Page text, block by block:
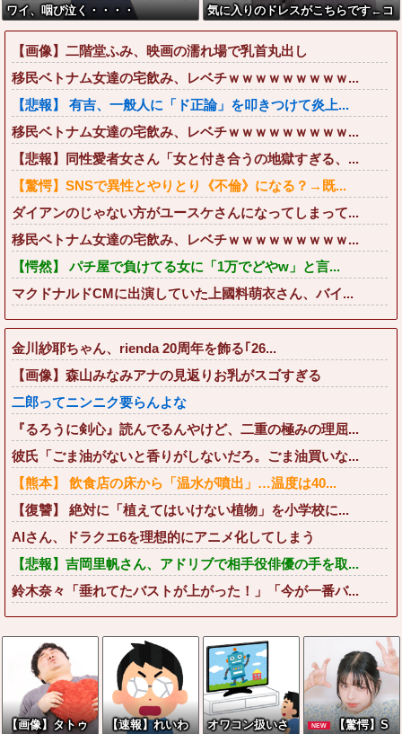
ワイ、咽び泣く・・・・
気に入りのドレスがこちらです←コ
レは可愛過ぎるw w w w w w w w
【画像】二階堂ふみ、映画の濡れ場で乳首丸出し
移民ベトナム女達の宅飲み、レベチｗｗｗｗｗｗｗｗｗ...
【悲報】 有吉、一般人に「ド正論」を叩きつけて炎上...
移民ベトナム女達の宅飲み、レベチｗｗｗｗｗｗｗｗｗ...
【悲報】同性愛者女さん「女と付き合うの地獄すぎる、...
【驚愕】SNSで異性とやりとり《不倫》になる？→既...
ダイアンのじゃない方がユースケさんになってしまって...
移民ベトナム女達の宅飲み、レベチｗｗｗｗｗｗｗｗｗ...
【愕然】 パチ屋で負けてる女に「1万でどやw」と言...
マクドナルドCMに出演していた上國料萌衣さん、バイ...
金川紗耶ちゃん、rienda 20周年を飾る｢26...
【画像】森山みなみアナの見返りお乳がスゴすぎる
二郎ってニンニク要らんよな
『るろうに剣心』読んでるんやけど、二重の極みの理屈...
彼氏「ごま油がないと香りがしないだろ。ごま油買いな...
【熊本】 飲食店の床から「温水が噴出」…温度は40...
【復讐】 絶対に「植えてはいけない植物」を小学校に...
AIさん、ドラクエ6を理想的にアニメ化してしまう
【悲報】吉岡里帆さん、アドリブで相手役俳優の手を取...
鈴木奈々「垂れてたバストが上がった！」「今が一番バ...
【画像】タトゥ
【速報】れいわ
オワコン扱いさ
NEW
【驚愕】S